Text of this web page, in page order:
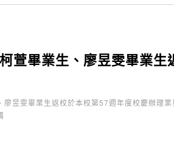
萱畢業生、廖昱雯畢業
廖昱雯畢業生返校於本校第57週年度校慶辦理